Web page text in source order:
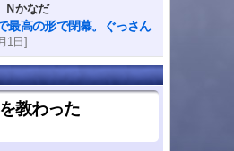
Ｎかなだ
最高の形で閉幕。ぐっさん
1日]
教わった